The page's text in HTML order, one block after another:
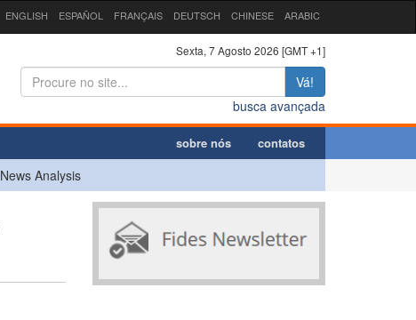
ENGLISH ESPAÑOL FRANÇAIS DEUTSCH CHINESE ARABIC
Sexta, 7 Agosto 2026 [GMT +1]
Vá!
busca avançada
sobre nós contatos
News Analysis